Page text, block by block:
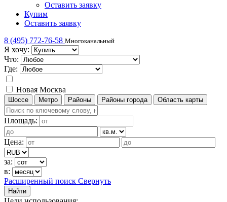
Оставить заявку
Купим
Оставить заявку
8 (495) 772-76-58 Многоканальный
Я хочу:
Что:
Где:
Новая Москва
Шоссе Метро Районы Районы города Область карты
Площадь:
Цена:
за:
в:
Расширенный поиск Свернуть
Найти